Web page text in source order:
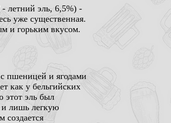
летний эль, 6,5%) -
уже существенная.
и горьким вкусом.
пшеницей и ягодами
как у бельгийских
этот эль был
и лишь легкую